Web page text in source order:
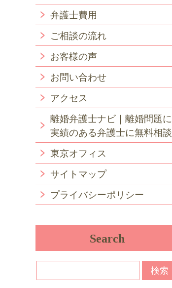
弁護士費用
ご相談の流れ
お客様の声
お問い合わせ
アクセス
離婚弁護士ナビ｜離婚問題に
実績のある弁護士に無料相談
東京オフィス
サイトマップ
プライバシーポリシー
Search